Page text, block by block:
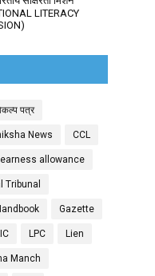
LITERACY
पत्र
News CCL
allowance
Tribunal
Gazette
LPC Lien
Manch